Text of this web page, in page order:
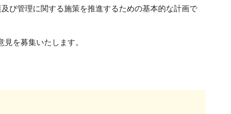
び管理に関する施策を推進するための基本的な計画で
を募集いたします。